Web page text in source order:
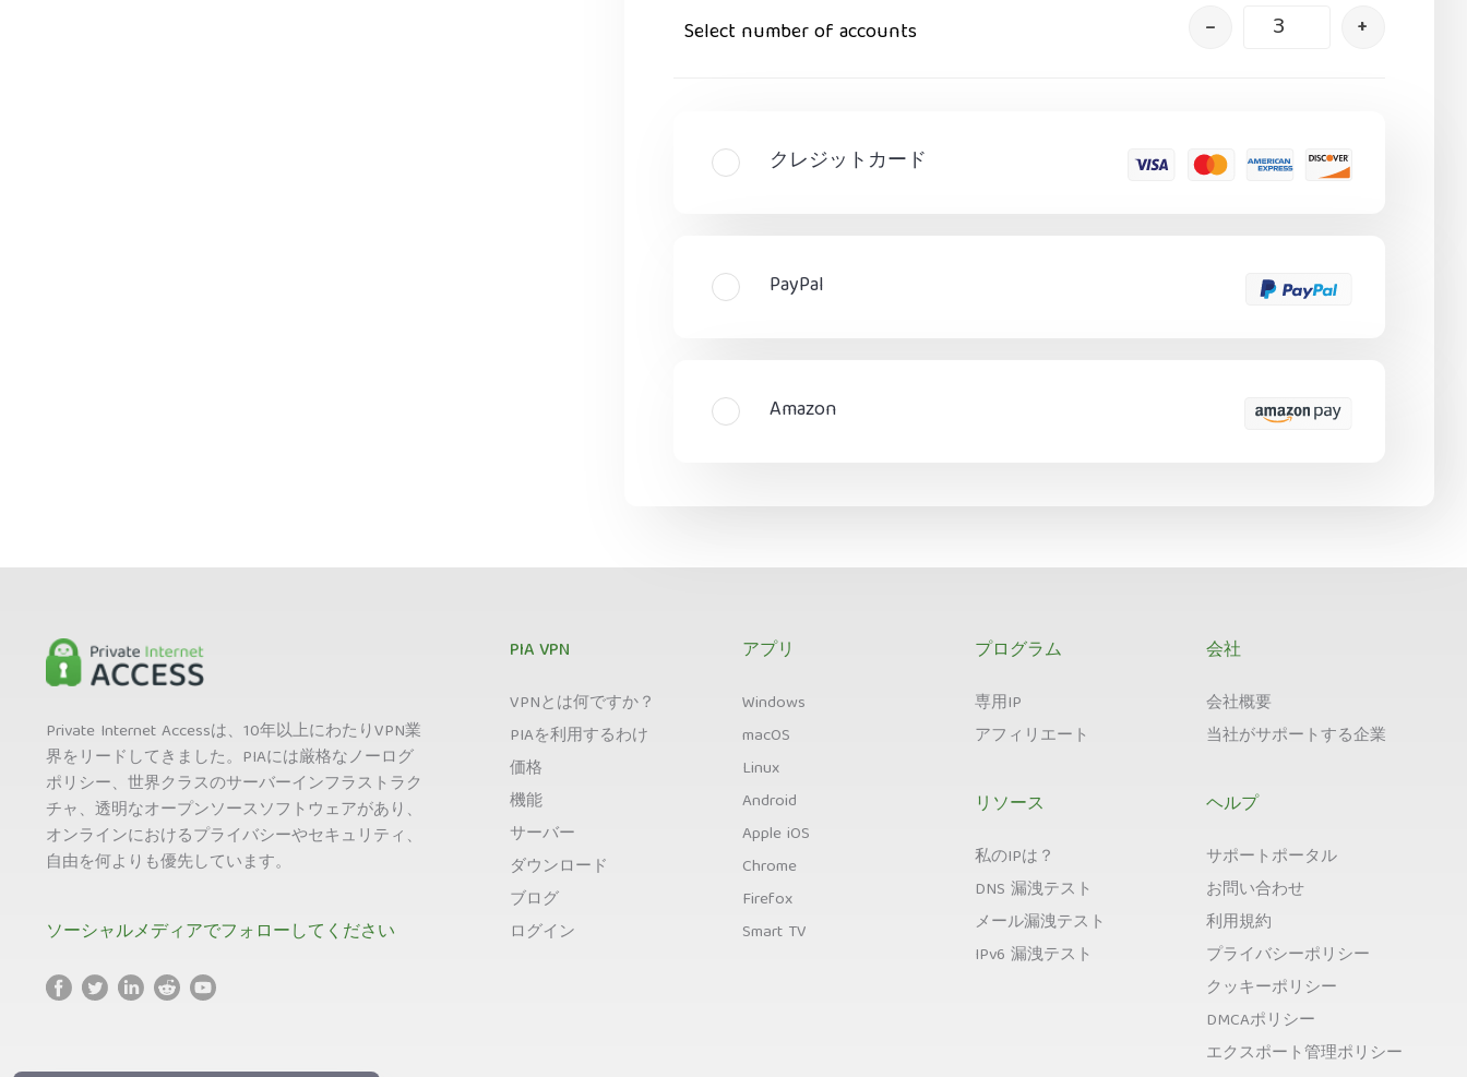
Select number of accounts – +
クレジットカード
PayPal
Amazon
Private Internet Accessは、10年以上にわたりVPN業
界をリードしてきました。PIAには厳格なノーログ
ポリシー、世界クラスのサーバーインフラストラク
チャ、透明なオープンソースソフトウェアがあり、
オンラインにおけるプライバシーやセキュリティ、
自由を何よりも優先しています。
ソーシャルメディアでフォローしてください
PIA VPN
VPNとは何ですか？
PIAを利用するわけ
価格
機能
サーバー
ダウンロード
ブログ
ログイン
アプリ
Windows
macOS
Linux
Android
Apple iOS
Chrome
Firefox
Smart TV
プログラム
専用IP
アフィリエート
リソース
私のIPは？
DNS 漏洩テスト
メール漏洩テスト
IPv6 漏洩テスト
会社
会社概要
当社がサポートする企業
ヘルプ
サポートポータル
お問い合わせ
利用規約
プライバシーポリシー
クッキーポリシー
DMCAポリシー
エクスポート管理ポリシー